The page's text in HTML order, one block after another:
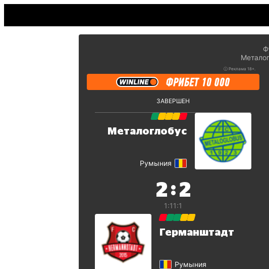
ⓘ Реклама 18+.
ЗАВЕРШЕН
Металоглобус
Румыния
2 : 2
1:11:1
Германштадт
Румыния